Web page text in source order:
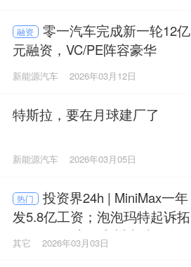
融资
零一汽车完成新一轮12亿
元融资，VC/PE阵容豪华
新能源汽车 2026年03月12日
特斯拉，要在月球建厂了
新能源汽车 2026年03月05日
热门
投资界24h | MiniMax一年
发5.8亿工资；泡泡玛特起诉拓
竹，4月开庭；广州南沙发布“3
+N”基金，300亿
其它 2026年03月03日